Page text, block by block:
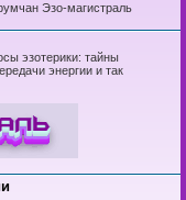
Эзо-магистраль
эзотерики: тайны
энергии и так